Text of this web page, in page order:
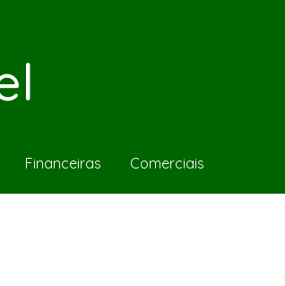
Financeiras Comerciais